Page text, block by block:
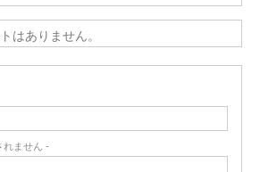
はありません。
れません -